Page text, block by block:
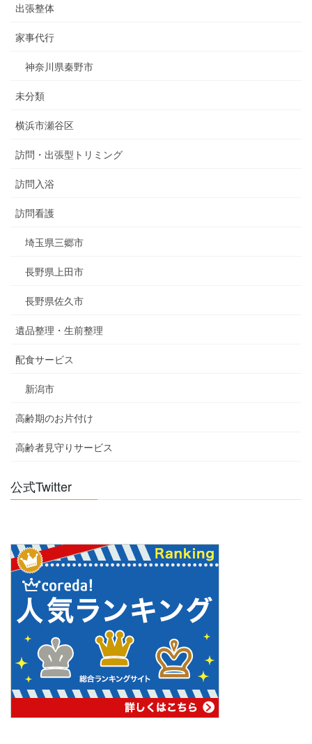
出張整体
家事代行
神奈川県秦野市
未分類
横浜市瀬谷区
訪問・出張型トリミング
訪問入浴
訪問看護
埼玉県三郷市
長野県上田市
長野県佐久市
遺品整理・生前整理
配食サービス
新潟市
高齢期のお片付け
高齢者見守りサービス
公式Twitter